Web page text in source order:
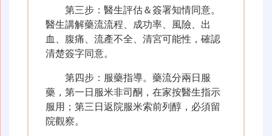
第三步：醫生評估＆簽署知情同意。
醫生講解藥流流程、成功率、風險、出
血、腹痛、流產不全、清宮可能性，確認
清楚簽字同意。
第四步：服藥指導。藥流分兩日服
藥，第一日服米非司酮，在家按醫生指示
服用；第三日返院服米索前列醇，必須留
院觀察。